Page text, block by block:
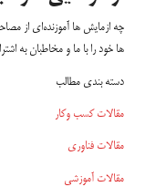
چه ازمایش ها آموزنده‌ای از
ها خود را با ما و مخاطبان به
دسته بندی مطالب
مقالات کسب وکار
مقالات فناوری
مقالات آموزشی